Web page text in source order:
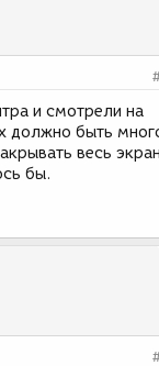
и смотрели на
должно быть
весь
бы.